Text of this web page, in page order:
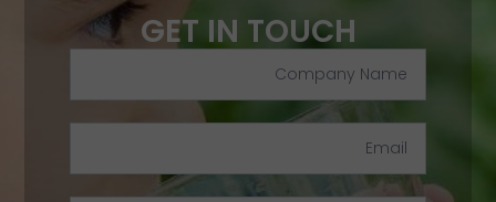
GET IN TOUCH